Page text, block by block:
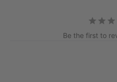
Be the first to